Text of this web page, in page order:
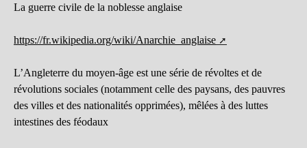
La guerre civile de la noblesse anglaise
https://fr.wikipedia.org/wiki/Anarchie_anglaise
L’Angleterre du moyen-âge est une série de révoltes et de
révolutions sociales (notamment celle des paysans, des pauvres
des villes et des nationalités opprimées), mêlées à des luttes
intestines des féodaux